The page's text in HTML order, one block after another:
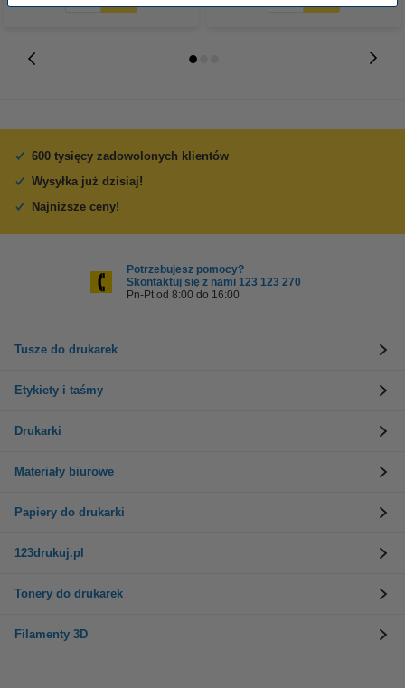
600 tysięcy zadowolonych klientów
Wysyłka już dzisiaj!
Najniższe ceny!
Potrzebujesz pomocy?
Skontaktuj się z nami 123 123 270
Pn-Pt od 8:00 do 16:00
Tusze do drukarek
Etykiety i taśmy
Drukarki
Materiały biurowe
Papiery do drukarki
123drukuj.pl
Tonery do drukarek
Filamenty 3D